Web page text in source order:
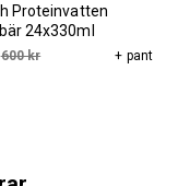
Proteinvatten
24x330ml
600 kr + pant